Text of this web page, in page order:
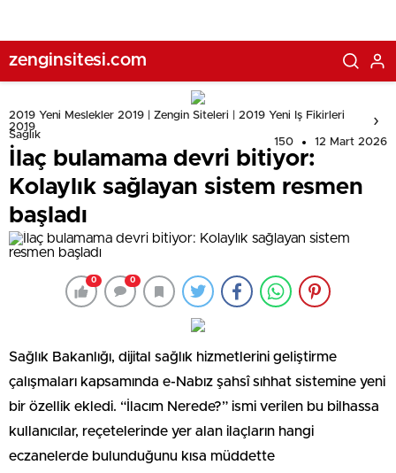
zenginsitesi.com
2019 Yeni Meslekler 2019 | Zengin Siteleri | 2019 Yeni Iş Fikirleri
2019
Sağlık
150 12 Mart 2026
İlaç bulamama devri bitiyor:
Kolaylık sağlayan sistem resmen
başladı
0 0
Sağlık Bakanlığı, dijital sağlık hizmetlerini geliştirme
çalışmaları kapsamında e-Nabız şahsî sıhhat sistemine yeni
bir özellik ekledi. “İlacım Nerede?” ismi verilen bu bilhassa
kullanıcılar, reçetelerinde yer alan ilaçların hangi
eczanelerde bulunduğunu kısa müddette